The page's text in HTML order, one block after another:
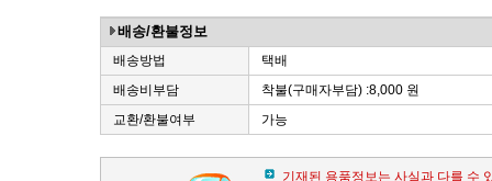
배송/환불정보
배송방법
택배
배송비부담
착불(구매자부담) :8,000 원
교환/환불여부
가능
기재된 용품정보는 사실과 다를 수